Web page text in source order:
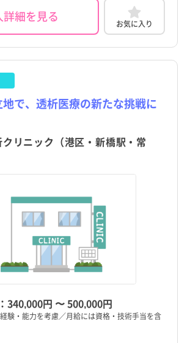
詳細を見る お気に入り
で、透析医療の新たな挑戦に
リニック（港区・新橋駅・常
340,000円 〜500,000円
験・能力を考慮／月給には資格・技術手当を含